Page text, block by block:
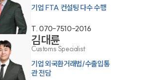
기업 FTA 컨설팅 다수 수행
T.070-7510-2016
김대륜
Customs Specialist
기업 외국환거래법/수출입통
관 전담